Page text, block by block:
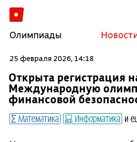
Олимпиады
25 февраля 2026, 14:18
Открыта регистрация
Международную
финансовой
Математика Информатика и